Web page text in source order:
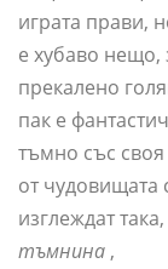
играта прави,
е хубаво нещо,
прекалено
пак е
тъмно със своя
от чудовищата
изглеждат
тъмнина ,